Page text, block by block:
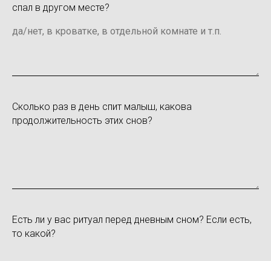
спал в другом месте?
Сколько раз в день спит малыш, какова
продолжительность этих снов?
Есть ли у вас ритуал перед дневным сном? Если есть,
то какой?